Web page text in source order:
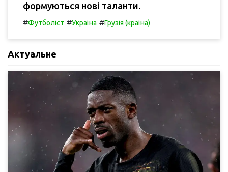
формуються нові таланти.
#Футболіст #Україна #Грузія (країна)
Актуальне